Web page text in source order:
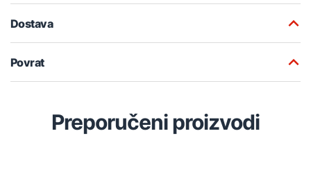
Dostava
Povrat
Preporučeni proizvodi